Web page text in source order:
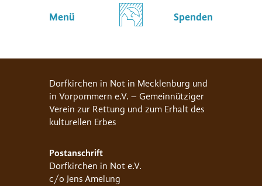
Menü Spenden
Dorfkirchen in Not in Mecklenburg und
in Vorpommern e.V. – Gemeinnütziger
Verein zur Rettung und zum Erhalt des
kulturellen Erbes
Postanschrift
Dorfkirchen in Not e.V.
c/o Jens Amelung